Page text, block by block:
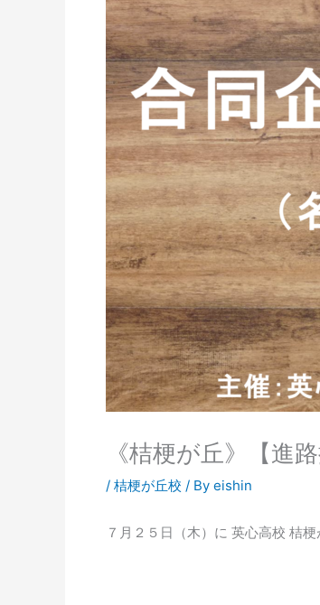
《桔梗が丘》【進
/ 桔梗が丘校 / By eishin
７月２５日（木）に 英心高校 桔